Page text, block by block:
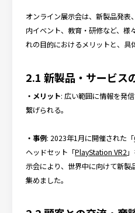
オンライン展示会は、新製品発
内イベント、教育・研修など、様
れの目的におけるメリットと、具
2.1 新製品・サービス
・メリット: 広い範囲に情報を発
繋げられる。
・事例: 2023年1月に開催された「
ヘッドセット「PlayStation VR2
示会により、世界中に向けて新製
集めました。